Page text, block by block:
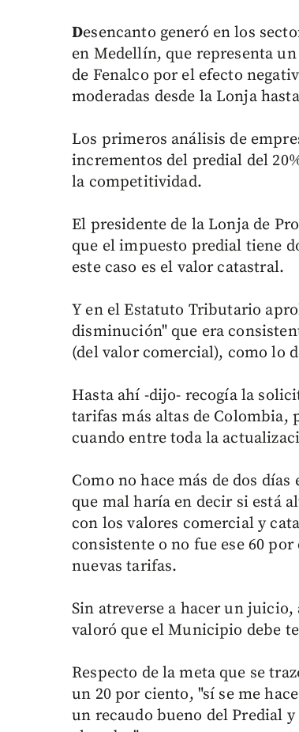
Desencanto generó en los
en Medellín, que representa
de Fenalco por el efecto
moderadas desde la Lonja
Los primeros análisis de
incrementos del predial del
la competitividad.
El presidente de la Lonja de
que el impuesto predial tiene
este caso es el valor catastral.
Y en el Estatuto Tributario
disminución" que era
(del valor comercial), como lo
Hasta ahí -dijo- recogía la
tarifas más altas de Colombia,
cuando entre toda la
Como no hace más de dos
que mal haría en decir si está
con los valores comercial y
consistente o no fue ese 60
nuevas tarifas.
Sin atreverse a hacer un
valoró que el Municipio debe
Respecto de la meta que se
un 20 por ciento, "sí se me
un recaudo bueno del Predial